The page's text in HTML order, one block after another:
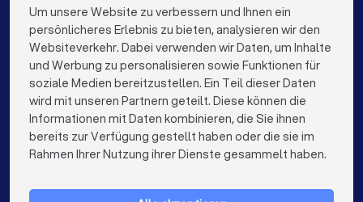
Sicherheitsdienste in Starnberg
Sicherheitsdienste in Berlin
Sicherheitsdienste in Hamburg
Sicherheitsdienste in München
Sicherheitsdienste in Köln
Die besten Sicherheitsdienste für Sie
info@trustlocal.de
FÜR PRIVATPERSONEN
Um unsere Website zu verbessern und Ihnen ein
persönlicheres Erlebnis zu bieten, analysieren wir den
Websiteverkehr. Dabei verwenden wir Daten, um Inhalte
und Werbung zu personalisieren sowie Funktionen für
soziale Medien bereitzustellen. Ein Teil dieser Daten
wird mit unseren Partnern geteilt. Diese können die
Informationen mit Daten kombinieren, die Sie ihnen
bereits zur Verfügung gestellt haben oder die sie im
Rahmen Ihrer Nutzung ihrer Dienste gesammelt haben.